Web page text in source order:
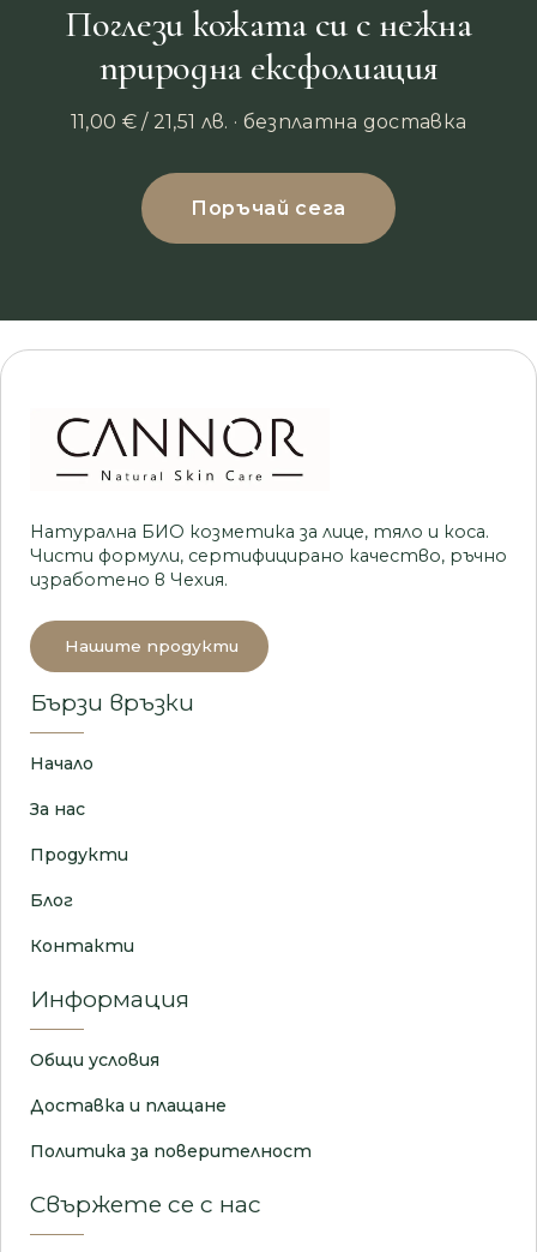
Поглези кожата си с нежна
природна ексфолиация
11,00 €/ 21,51 лв. · безплатна доставка
Поръчай сега
Натурална БИО козметика за лице, тяло и коса.
Чисти формули, сертифицирано качество, ръчно
изработено в Чехия.
Нашите продукти
Бързи връзки
Начало
За нас
Продукти
Блог
Контакти
Информация
Общи условия
Доставка и плащане
Политика за поверителност
Свържете се с нас